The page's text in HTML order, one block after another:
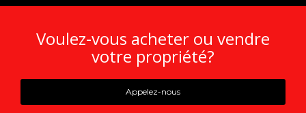
Voulez-vous acheter ou vendre
votre propriété?
Appelez-nous